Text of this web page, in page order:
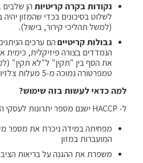
נקודות בקרה קריטיות הן
לשלוט בסיכונים בכדי שהמזון
(למשל תהליכי קירור, בישול).
גבולות קריטיים הם ערכים
הנמדדים בצורה פיזיקלית, כימית
את הסף בין "תקין" ל"לא תקין"
טמפרטורה נמוכה מ-5 מעלות צלזיוס במקרר).
למה כדאי לעשות בזה שימוש?
ל- HACCP ישנם מספר יתרונות לעסקי האוכל:
מפחיתה במידה ניכרת את מספר
המועברות במזון
משפרת את ההגנה על בריאות